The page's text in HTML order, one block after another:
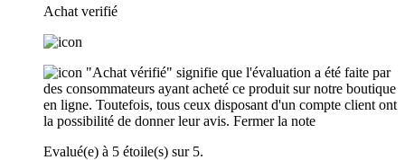
Achat verifié
"Achat vérifié" signifie que l'évaluation a été faite par
des consommateurs ayant acheté ce produit sur notre boutique
en ligne. Toutefois, tous ceux disposant d'un compte client ont
la possibilité de donner leur avis. Fermer la note
Evalué(e) à 5 étoile(s) sur 5.